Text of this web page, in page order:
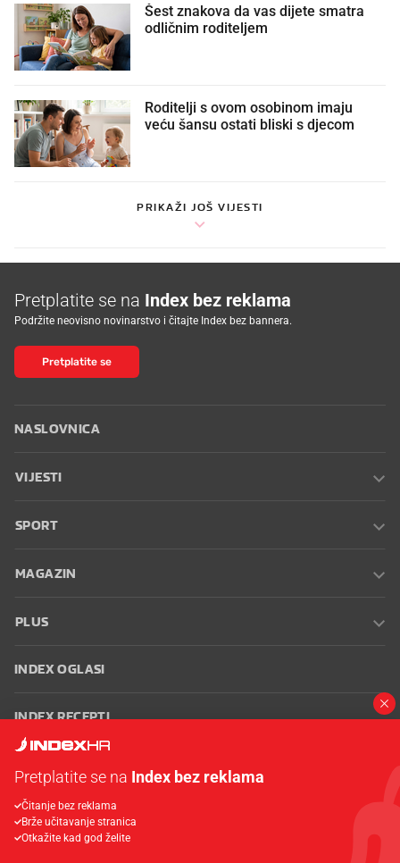
Šest znakova da vas dijete smatra
odličnim roditeljem
Roditelji s ovom osobinom imaju
veću šansu ostati bliski s djecom
PRIKAŽI JOŠ VIJESTI
Pretplatite se na Index bez reklama
Podržite neovisno novinarstvo i čitajte Index bez bannera.
Pretplatite se
NASLOVNICA
VIJESTI
SPORT
MAGAZIN
PLUS
INDEX OGLASI
INDEX RECEPTI
Oglašavanje Zaposli se na Indexu
korištenja
Postavke kolačića
Pretplatite se na Index bez reklama
Čitanje bez reklama
Brže učitavanje stranica
Otkažite kad god želite